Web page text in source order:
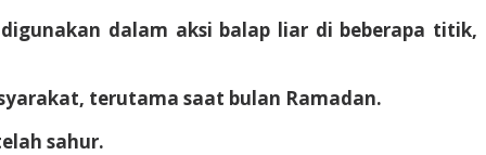
dalam aksi balap liar di beberapa titik,
terutama saat bulan Ramadan.
sahur.